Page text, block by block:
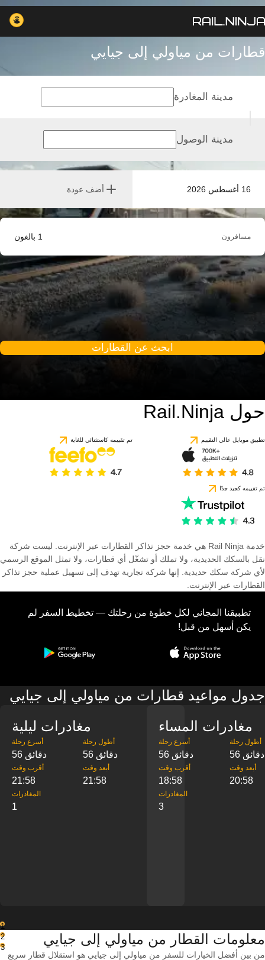
قطارات من مياولي إلى جيايي
16 أغسطس 2026 أضف عودة
مدينة المغادرة
مدينة الوصول
مسافرون 1 بالغون
ابحث عن القطارات
حول Rail.Ninja
تطبيق موبايل عالي التقييم تم تقييمه كاستثنائي للغاية
تم تقييمه كجيد جدًا
خدمة Rail Ninja هي خدمة حجز تذاكر القطارات عبر الإنترنت. ليست شركة
نقل بالسكك الحديدية، ولا تملك أو تشغّل أي قطارات، ولا تمثل الموقع الرسمي
لأي شركة سكك حديدية. إنها شركة تجارية تهدف إلى تسهيل عملية حجز تذاكر
القطارات عبر الإنترنت.
تطبيقنا المجاني لكل خطوة من رحلتك — تخطيط السفر لم
يكن أسهل من قبل!
جدول مواعيد قطارات من مياولي إلى جيايي
مغادرات ليلية
‎أسرع رحلة
56 دقائق
‎أطول رحلة
56 دقائق
‎أقرب وقت
21:58
‎أبعد وقت
21:58
‎المغادرات
1
مغادرات المساء
‎أسرع رحلة
56 دقائق
‎أطول رحلة
56 دقائق
‎أقرب وقت
18:58
‎أبعد وقت
20:58
‎المغادرات
3
1
2
3
معلومات القطار من ‎مياولي إلى ‎جيايي
من بين أفضل الخيارات للسفر من مياولي إلى جيايي هو استقلال قطار سريع